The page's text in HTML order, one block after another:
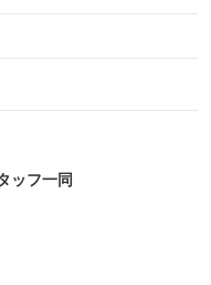
ッフ一同